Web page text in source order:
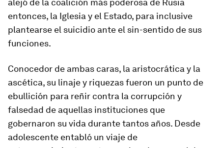
alejó de la coalición más poderosa de Rusia
entonces, la Iglesia y el Estado, para inclusive
plantearse el suicidio ante el sin-sentido de sus
funciones.
Conocedor de ambas caras, la aristocrática y la
ascética, su linaje y riquezas fueron un punto de
ebullición para reñir contra la corrupción y
falsedad de aquellas instituciones que
gobernaron su vida durante tantos años. Desde
adolescente entabló un viaje de